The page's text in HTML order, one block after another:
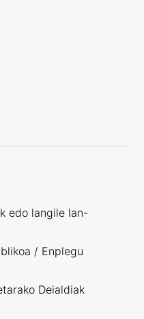
edo langile lan-
/ Enplegu
Deialdiak